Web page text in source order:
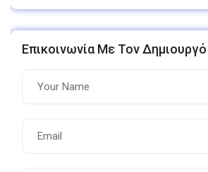
Επικοινωνία Με Τον Δημιουργό